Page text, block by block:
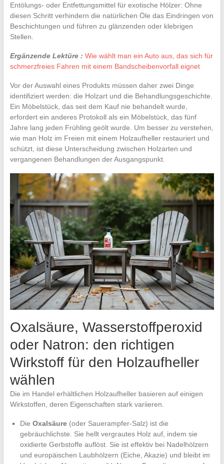
Entölungs- oder Entfettungsmittel für exotische Hölzer: Ohne
diesen Schritt verhindern die natürlichen Öle das Eindringen von
Beschichtungen und führen zu glänzenden oder klebrigen
Stellen.
Ergänzende Lektüre : Wie wählt man ein Auto aus, das sich für
schmerzfreies Fahren mit einem Bandscheibenvorfall eignet
Vor der Auswahl eines Produkts müssen daher zwei Dinge
identifiziert werden: die Holzart und die Behandlungsgeschichte.
Ein Möbelstück, das seit dem Kauf nie behandelt wurde,
erfordert ein anderes Protokoll als ein Möbelstück, das fünf
Jahre lang jeden Frühling geölt wurde. Um besser zu verstehen,
wie man Holz im Freien mit einem Holzaufheller restauriert und
schützt, ist diese Unterscheidung zwischen Holzarten und
vergangenen Behandlungen der Ausgangspunkt.
Oxalsäure, Wasserstoffperoxid
oder Natron: den richtigen
Wirkstoff für den Holzaufheller
wählen
Die im Handel erhältlichen Holzaufheller basieren auf einigen
Wirkstoffen, deren Eigenschaften stark variieren.
Die Oxalsäure(oder Sauerampfer-Salz) ist die
gebräuchlichste. Sie hellt vergrautes Holz auf, indem sie
oxidierte Gerbstoffe auflöst. Sie ist effektiv bei Nadelhölzern
und europäischen Laubhölzern (Eiche, Akazie) und bleibt im